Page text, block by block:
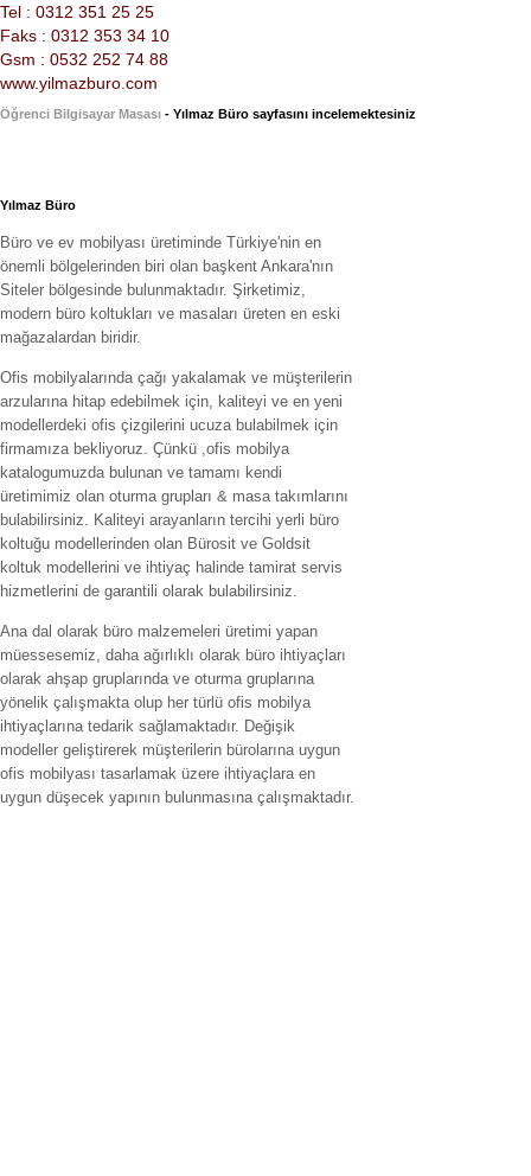
Tel : 0312 351 25 25
Faks : 0312 353 34 10
Gsm : 0532 252 74 88
www.yilmazburo.com
Öğrenci Bilgisayar Masası - Yılmaz Büro sayfasını incelemektesiniz
Yılmaz Büro
Büro ve ev mobilyası üretiminde Türkiye'nin en
önemli bölgelerinden biri olan başkent Ankara'nın
Siteler bölgesinde bulunmaktadır. Şirketimiz,
modern büro koltukları ve masaları üreten en eski
mağazalardan biridir.
Ofis mobilyalarında çağı yakalamak ve müşterilerin
arzularına hitap edebilmek için, kaliteyi ve en yeni
modellerdeki ofis çizgilerini ucuza bulabilmek için
firmamıza bekliyoruz. Çünkü ,ofis mobilya
katalogumuzda bulunan ve tamamı kendi
üretimimiz olan oturma grupları & masa takımlarını
bulabilirsiniz. Kaliteyi arayanların tercihi yerli büro
koltuğu modellerinden olan Bürosit ve Goldsit
koltuk modellerini ve ihtiyaç halinde tamirat servis
hizmetlerini de garantili olarak bulabilirsiniz.
Ana dal olarak büro malzemeleri üretimi yapan
müessesemiz, daha ağırlıklı olarak büro ihtiyaçları
olarak ahşap gruplarında ve oturma gruplarına
yönelik çalışmakta olup her türlü ofis mobilya
ihtiyaçlarına tedarik sağlamaktadır. Değişik
modeller geliştirerek müşterilerin bürolarına uygun
ofis mobilyası tasarlamak üzere ihtiyaçlara en
uygun düşecek yapının bulunmasına çalışmaktadır.